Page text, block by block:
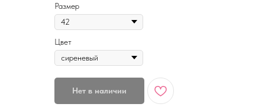
Размер
Цвет
Нет в наличии